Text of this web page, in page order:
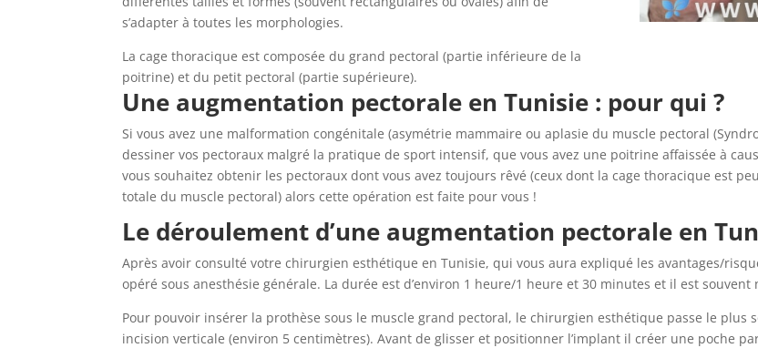
s’adapter à toutes les morphologies.
La cage thoracique est composée du grand pectoral (partie inférieure de la
poitrine) et du petit pectoral (partie supérieure).
Une augmentation pectorale en Tunisie : pour qui ?
Si vous avez une malformation congénitale (asymétrie mammaire ou aplasie du muscle pectoral
dessiner vos pectoraux malgré la pratique de sport intensif, que vous avez une poitrine affaissée à
vous souhaitez obtenir les pectoraux dont vous avez toujours rêvé (ceux dont la cage thoracique est
totale du muscle pectoral) alors cette opération est faite pour vous !
Le déroulement d’une augmentation pectorale en
Après avoir consulté votre chirurgien esthétique en Tunisie, qui vous aura expliqué les avantages/
opéré sous anesthésie générale. La durée est d’environ 1 heure/1 heure et 30 minutes et il est
Pour pouvoir insérer la prothèse sous le muscle grand pectoral, le chirurgien esthétique passe le plus
incision verticale (environ 5 centimètres). Avant de glisser et positionner l’implant il créer une poche